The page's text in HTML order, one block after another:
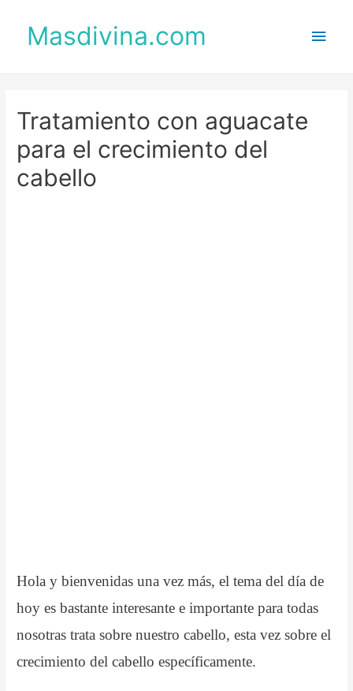
Masdivina.com
Tratamiento con aguacate
para el crecimiento del
cabello
Hola y bienvenidas una vez más, el tema del día de
hoy es bastante interesante e importante para todas
nosotras trata sobre nuestro cabello, esta vez sobre el
crecimiento del cabello específicamente.